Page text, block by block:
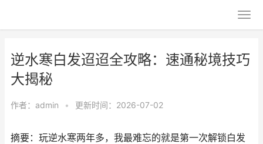
逆水寒白发迢迢全攻略：速通秘境技巧
大揭秘
作者： admin • 更新时间：2026-07-02
摘要：玩逆水寒两年多，我最难忘的就是第一次解锁白发